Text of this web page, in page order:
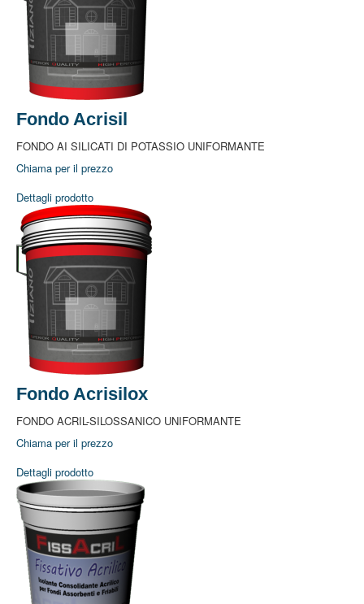
Home
Azienda
Azienda
Dove Siamo
Lavora con Noi
Prodotti
Idropitture Lavabili
Idropitture SuperLavabili
Idropitture Impermeabili
Idropitture al Quarzo
Stucchi e Rasanti
Fondi e Fissativi
Rivestimenti Facciate
Smalti all'Acqua
Coloranti Universali
Cartelle Colori
Fondo Acrisil
FONDO AI SILICATI DI POTASSIO UNIFORMANTE
Chiama per il prezzo
Dettagli prodotto
Fondo Acrisilox
FONDO ACRIL-SILOSSANICO UNIFORMANTE
Chiama per il prezzo
Dettagli prodotto